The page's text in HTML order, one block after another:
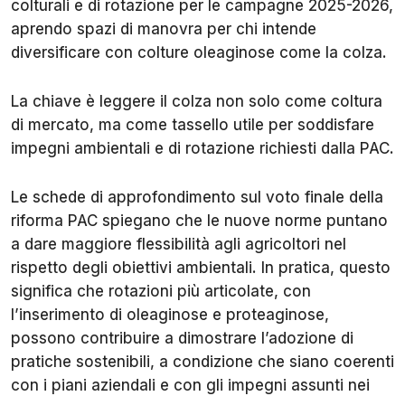
colturali e di rotazione per le campagne 2025-2026,
aprendo spazi di manovra per chi intende
diversificare con colture oleaginose come la colza.
La chiave è leggere il colza non solo come coltura
di mercato, ma come tassello utile per soddisfare
impegni ambientali e di rotazione richiesti dalla PAC.
Le schede di approfondimento sul voto finale della
riforma PAC spiegano che le nuove norme puntano
a dare maggiore flessibilità agli agricoltori nel
rispetto degli obiettivi ambientali. In pratica, questo
significa che rotazioni più articolate, con
l’inserimento di oleaginose e proteaginose,
possono contribuire a dimostrare l’adozione di
pratiche sostenibili, a condizione che siano coerenti
con i piani aziendali e con gli impegni assunti nei